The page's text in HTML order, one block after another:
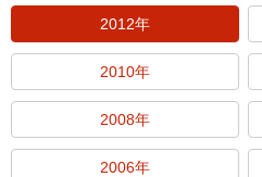
2012年
2010年
2008年
2006年